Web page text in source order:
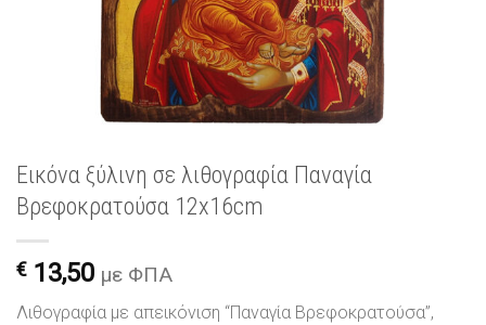
Εικόνα ξύλινη σε λιθογραφία Παναγία
Βρεφοκρατούσα 12x16cm
€ 13,50 με ΦΠΑ
Λιθογραφία με απεικόνιση “Παναγία Βρεφοκρατούσα”,